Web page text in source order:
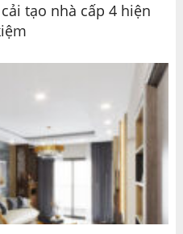
tạo nhà cấp 4 hiện